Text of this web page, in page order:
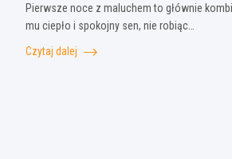
Pierwsze noce z maluchem to głównie
mu ciepło i spokojny sen, nie robiąc…
Czytaj dalej